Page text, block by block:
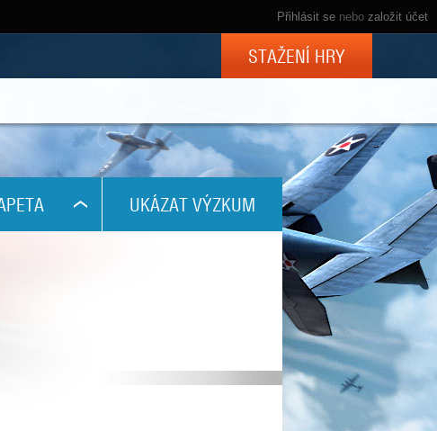
Přihlásit se nebo založit účet
STAŽENÍ HRY
UKÁZAT VÝZKUM